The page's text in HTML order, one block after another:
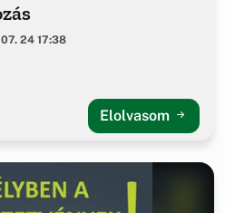
24 17:38
Elolvasom